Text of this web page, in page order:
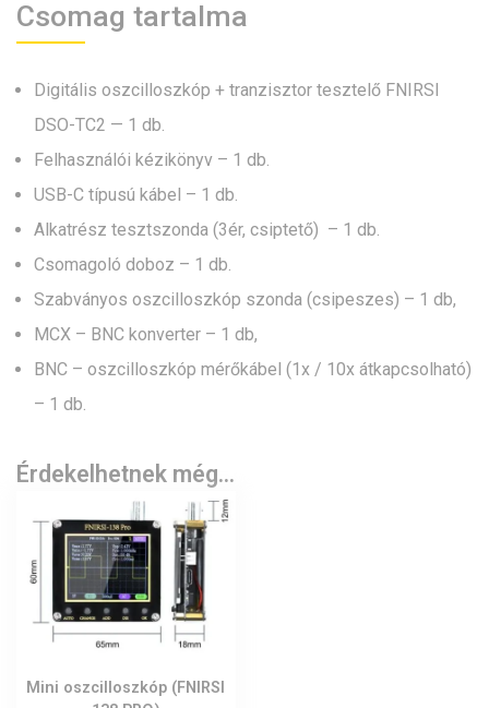
Csomag tartalma
Digitális oszcilloszkóp + tranzisztor tesztelő FNIRSI
DSO-TC2 — 1 db.
Felhasználói kézikönyv – 1 db.
USB-C típusú kábel – 1 db.
Alkatrész tesztszonda (3ér, csiptető) – 1 db.
Csomagoló doboz – 1 db.
Szabványos oszcilloszkóp szonda (csipeszes) – 1 db,
MCX – BNC konverter – 1 db,
BNC – oszcilloszkóp mérőkábel (1x / 10x átkapcsolható)
– 1 db.
Érdekelhetnek még…
Mini oszcilloszkóp (FNIRSI